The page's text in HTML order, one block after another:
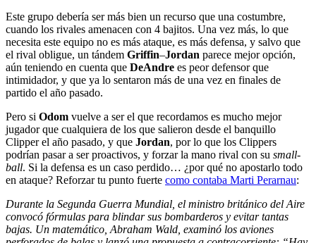
Este grupo debería ser más bien un recurso que una costumbre,
cuando los rivales amenacen con 4 bajitos. Una vez más, lo que
necesita este equipo no es más ataque, es más defensa, y salvo que
el rival obligue, un tándem Griffin–Jordan parece mejor opción,
aún teniendo en cuenta que DeAndre es peor defensor que
intimidador, y que ya lo sentaron más de una vez en finales de
partido el año pasado.
Pero si Odom vuelve a ser el que recordamos es mucho mejor
jugador que cualquiera de los que salieron desde el banquillo
Clipper el año pasado, y que Jordan, por lo que los Clippers
podrían pasar a ser proactivos, y forzar la mano rival con su small-
ball. Si la defensa es un caso perdido… ¿por qué no apostarlo todo
en ataque? Reforzar tu punto fuerte como contaba Marti Perarnau:
Durante la Segunda Guerra Mundial, el ministro británico del Aire
convocó fórmulas para blindar sus bombarderos y evitar tantas
bajas. Un matemático, Abraham Wald, examinó los aviones